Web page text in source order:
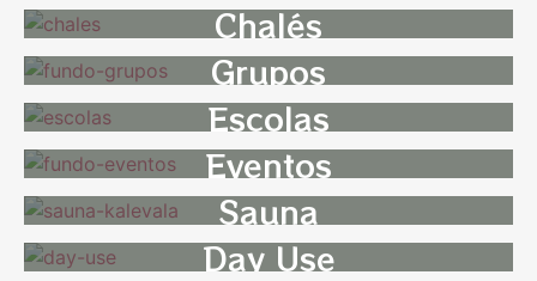
Chalés
Grupos
Escolas
Eventos
Sauna
Day Use